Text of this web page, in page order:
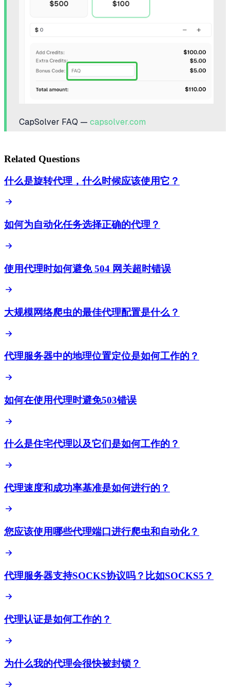
CapSolver FAQ — capsolver.com
Related Questions
什么是旋转代理，什么时候应该使用它？
如何为自动化任务选择正确的代理？
使用代理时如何避免 504 网关超时错误
大规模网络爬虫的最佳代理配置是什么？
代理服务器中的地理位置定位是如何工作的？
如何在使用代理时避免503错误
什么是住宅代理以及它们是如何工作的？
代理速度和成功率基准是如何进行的？
您应该使用哪些代理端口进行爬虫和自动化？
代理服务器支持SOCKS协议吗？比如SOCKS5？
代理认证是如何工作的？
为什么我的代理会很快被封锁？